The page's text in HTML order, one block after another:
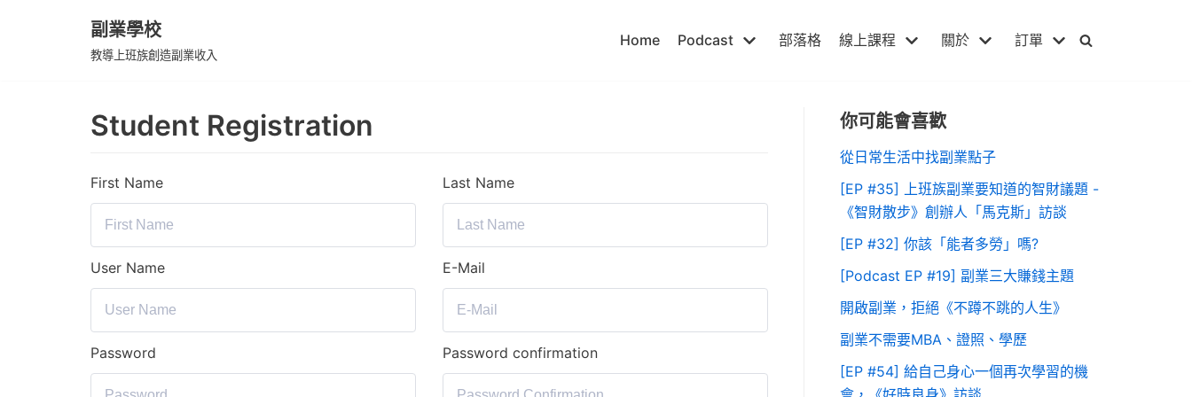
副業學校
教導上班族創造副業收入
Home Podcast 部落格 線上課程 關於 訂單
Student Registration
First Name Last Name
User Name E-Mail
Password Password confirmation
你可能會喜歡
從日常生活中找副業點子
[EP #35] 上班族副業要知道的智財議題 -
《智財散步》創辦人「馬克斯」訪談
[EP #32] 你該「能者多勞」嗎?
[Podcast EP #19] 副業三大賺錢主題
開啟副業，拒絕《不蹲不跳的人生》
副業不需要MBA、證照、學歷
[EP #54] 給自己身心一個再次學習的機